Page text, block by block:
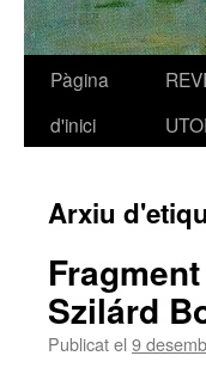
Vés
Pàgina
d'inici
Arxiu
Szilárd
Publicat el 9